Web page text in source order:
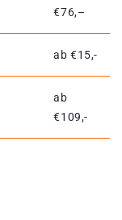
€76,–
ab €15,-
ab
€109,-